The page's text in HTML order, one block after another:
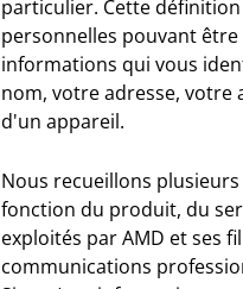
particulier. Cette
personnelles pouvant
informations qui vous
nom, votre adresse,
d'un appareil.
Nous recueillons
fonction du produit, du
exploités par AMD et ses
communications